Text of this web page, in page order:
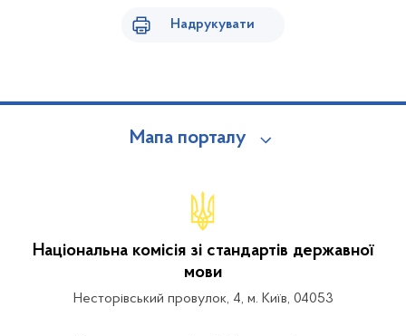
Надрукувати
Мапа порталу
Національна комісія зі стандартів державної
мови
Несторівський провулок, 4, м. Київ, 04053